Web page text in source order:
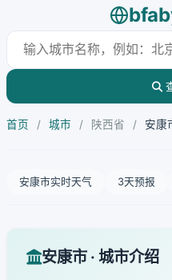
首页 / 城市 / 陕西省 / 安康
安康市实时天气 3天预报
安康市 · 城市介绍